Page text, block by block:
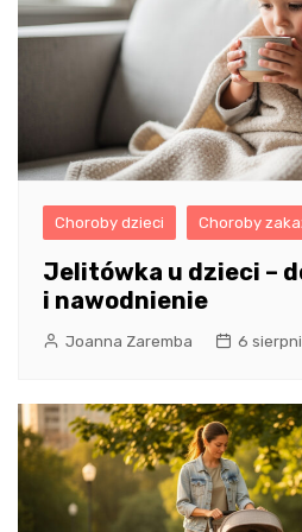
Choroby dzieci Choroby
Jelitówka u dzieci –
i nawodnienie
Joanna Zaremba 6